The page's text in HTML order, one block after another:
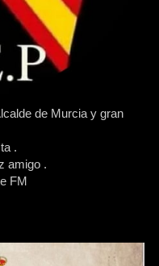
de Murcia y gran
.
amigo .
FM